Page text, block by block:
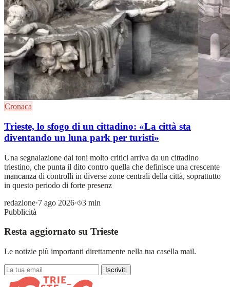
Cronaca
Trieste, lo sfogo di un cittadino: «La città sta
diventando un luna park per turisti»
Una segnalazione dai toni molto critici arriva da un cittadino
triestino, che punta il dito contro quella che definisce una crescente
mancanza di controlli in diverse zone centrali della città, soprattutto
in questo periodo di forte presenz
redazione·7 ago 2026·
3 min
Pubblicità
Resta aggiornato su Trieste
Le notizie più importanti direttamente nella tua casella mail.
Iscriviti